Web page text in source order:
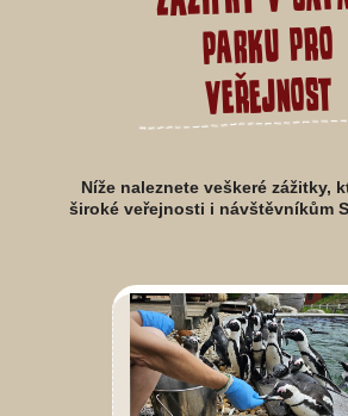
PARKU pro
veřejnost
Níže naleznete veškeré zážitky,
široké veřejnosti i návštěvníkům